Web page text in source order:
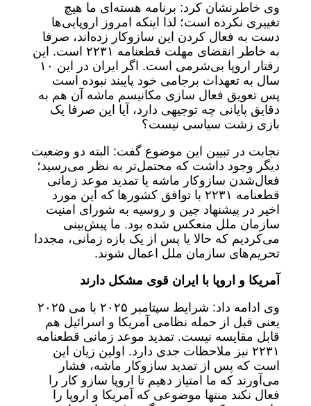
وی خاطرنشان کرد: برنامه هسته‌ای ما هیچ
تغییری نکرده است؛ لذا اینکه امروز اروپایی‌ها
دست به فعال کردن این سازوکار زده‌اند، صرفا
به خاطر انقضای مهلت قطعنامه ۲۲۳۱ است. این
رفتار اروپا بی‌شرمی است. اگر ایران در این ۱۰
سال به تعهدات برجامی خود پایبند نبوده است
پس تعویق فعال سازی مکانیسم ماشه آن هم به
دقایق پایانی چه توجیهی دارد، آیا این صرفا یک
بازی زشت سیاسی نیست؟
نجابت در تبیین این موضوع گفت: البته دو وضعیت
دیگر وجود داشت که محتمل‌تر به نظر می‌رسید؛
فعال‌شدن سازوکار ماشه یا تمدید موعد زمانی
قطعنامه ۲۲۳۱ با توافق کشورها که این مورد
اخیر در پیشنهاد چین و روسیه به شورای امنیت
سازمان ملل منعکس شده بود. ما پیش‌بینی
می‌کردیم که حالا یا پس از یک بازه زمانی، مجددا
تحریم‌های سازمان ملل اعمال شوند.
آمریکا و اروپا با ایران قوی مشکل دارند
وی ادامه داد: شرایط سپتامبر ۲۰۲۵ با می ۲۰۲۵
یعنی قبل از حمله نظامی آمریکا و اسرائیل هم
قابل مقایسه نیست. تمدید موعد زمانی قطعنامه
۲۲۳۱ نیز ملاحظات جدی دارد. اولین زیان این
است که پس از تمدید سازوکار ماشه، فشار
می‌آورند که ما امتیاز دهیم تا اروپا سازو کار را
فعال نکند منتها موضوعی که آمریکا و اروپا را